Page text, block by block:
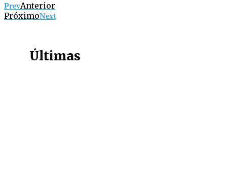
PrevAnterior
PróximoNext
Últimas